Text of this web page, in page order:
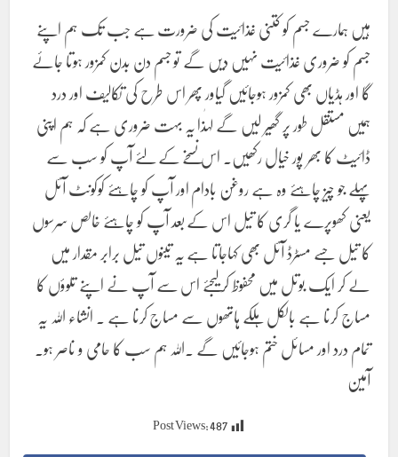
ہیں ہمارے جسم کو کتنی غذائیت کی ضرورت ہے جب تک ہم اپنے
جسم کو ضروری غذائیت نہیں دیں گے تو جسم دن بدن کمزور ہوتا جائے
گا اور ہڈیاں بھی کمزور ہوجائیں گیاور پھر اس طرح کی تکالیف اور درد
ہمیں مستقل طور پر گھیر لیں گے لہٰذا یہ بہت ضروری ہے کہ ہم اپنی
ڈائیٹ کا بھر پور خیال رکھیں۔ اس نسخے کے لئے آپ کو سب سے
پہلے جو چیز چاہئے وہ ہے روغن بادام اور آپ کو چاہئے کوکونٹ آئل
یعنی کھوپرے یا گری کا تیل اس کے بعد آپ کو چاہئے خالص سرسوں
کا تیل جسے مسٹرڈ آئل بھی کہاجاتا ہے یہ تینوں تیل برابر مقدار میں
لے کر ایک بوتل میں محفوظ کرلیجئے اس سے آپ نے اپنے تلوؤں کا
مساج کرنا ہے بالکل ہلکے ہاتھوں سے مساج کرنا ہے ۔ انشاء اللہ یہ
تمام درد اور مسائل ختم ہوجائیں گے ۔اللہ ہم سب کا حامی و ناصر ہو۔
آمین
Post Views:487